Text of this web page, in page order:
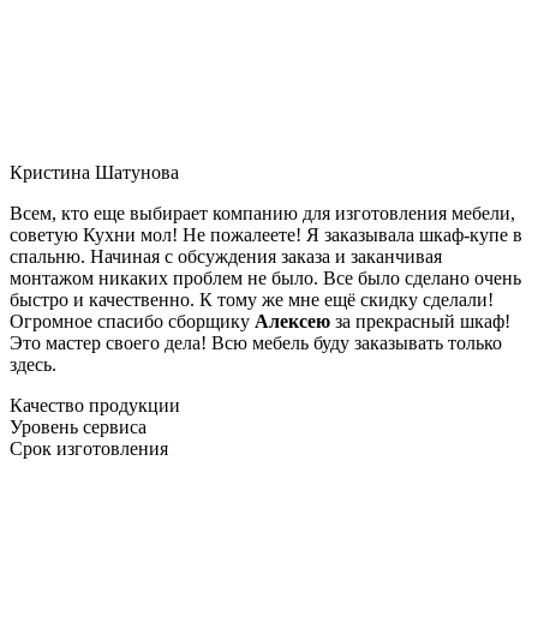
Кристина Шатунова
Всем, кто еще выбирает компанию для изготовления мебели,
советую Кухни мол! Не пожалеете! Я заказывала шкаф-купе в
спальню. Начиная с обсуждения заказа и заканчивая
монтажом никаких проблем не было. Все было сделано очень
быстро и качественно. К тому же мне ещё скидку сделали!
Огромное спасибо сборщику Алексею за прекрасный шкаф!
Это мастер своего дела! Всю мебель буду заказывать только
здесь.
Качество продукции
Уровень сервиса
Срок изготовления